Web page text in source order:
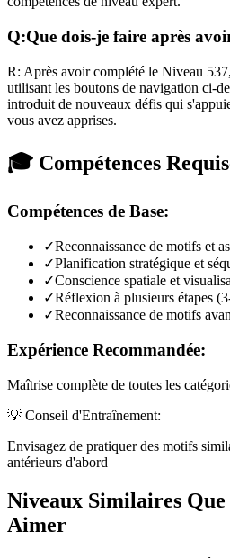
Q:Que dois-je faire après
R: Après avoir complété le Niveau 537,
utilisant les boutons de navigation ci-
introduit de nouveaux défis qui
vous avez apprises.
🎓 Compétences
Compétences de Base:
✓Reconnaissance de motifs et
✓Planification stratégique et
✓Conscience spatiale et
✓Réflexion à plusieurs étapes
✓Reconnaissance de motifs
Expérience Recommandée:
Maîtrise complète de toutes les
💡 Conseil d'Entraînement:
Envisagez de pratiquer des motifs
antérieurs d'abord
Niveaux Similaires
Aimer